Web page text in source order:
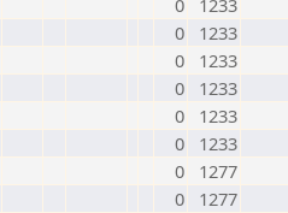
0
1233
0
1233
0
1233
0
1233
0
1233
0
1233
0
1277
0
1277